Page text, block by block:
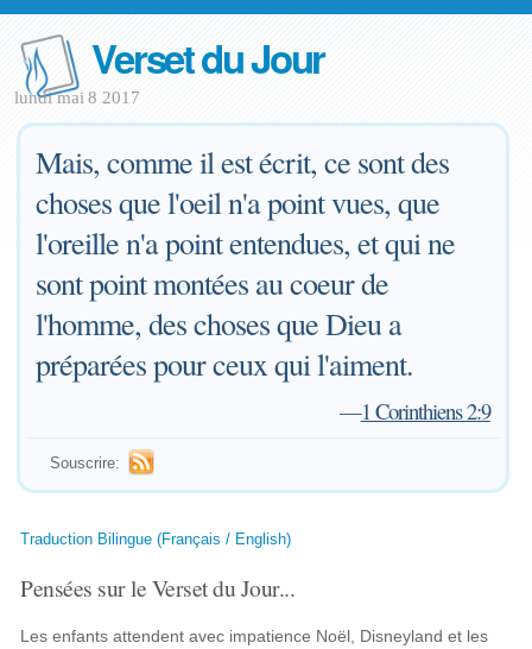
Verset du Jour
lundi mai 8 2017
Mais, comme il est écrit, ce sont des
choses que l'oeil n'a point vues, que
l'oreille n'a point entendues, et qui ne
sont point montées au coeur de
l'homme, des choses que Dieu a
préparées pour ceux qui l'aiment.
—1 Corinthiens 2:9
Souscrire:
Traduction Bilingue (Français / English)
Pensées sur le Verset du Jour...
Les enfants attendent avec impatience Noël, Disneyland et les